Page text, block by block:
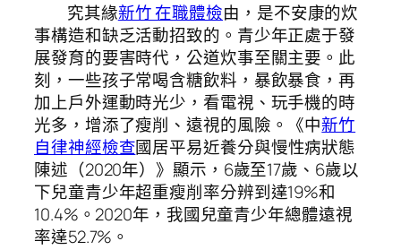
究其緣新竹 在職體檢由，是不安康的炊
事構造和缺乏活動招致的。青少年正處于發
展發育的要害時代，公道炊事至關主要。此
刻，一些孩子常喝含糖飲料，暴飲暴食，再
加上戶外運動時光少，看電視、玩手機的時
光多，增添了瘦削、遠視的風險。《中新竹
自律神經檢查國居平易近養分與慢性病狀態
陳述（2020年）》顯示，6歲至17歲、6歲以
下兒童青少年超重瘦削率分辨到達19%和
10.4%。2020年，我國兒童青少年總體遠視
率達52.7%。